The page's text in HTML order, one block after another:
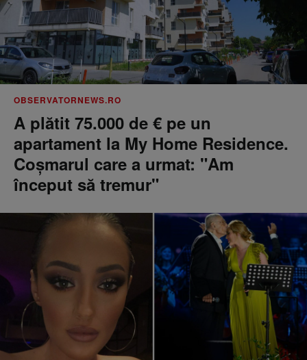
OBSERVATORNEWS.RO
A plătit 75.000 de € pe un
apartament la My Home Residence.
Coşmarul care a urmat: "Am
început să tremur"